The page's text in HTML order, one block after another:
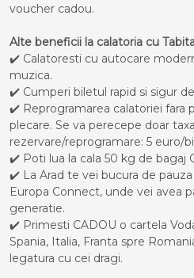
voucher cadou.
Alte beneficii la calatoria cu
✔️ Calatoresti cu autocare
muzica.
✔️ Cumperi biletul rapid si sigur
✔️ Reprogramarea calatoriei fara
plecare. Se va perecepe doar
rezervare/reprogramare: 5 euro/
✔️ Poti lua la cala 50 kg de bagaj
✔️ La Arad te vei bucura de
Europa Connect, unde vei avea
generatie.
✔️ Primesti CADOU o cartela
Spania, Italia, Franta spre
legatura cu cei dragi.